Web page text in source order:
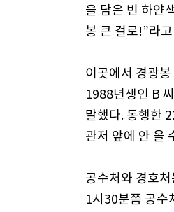
을 담은 빈 하얀
봉 큰 걸로!”라
이곳에서 경광
1988년생인 B
말했다. 동행한
관저 앞에 안 올
공수처와 경호
1시30분쯤 공수